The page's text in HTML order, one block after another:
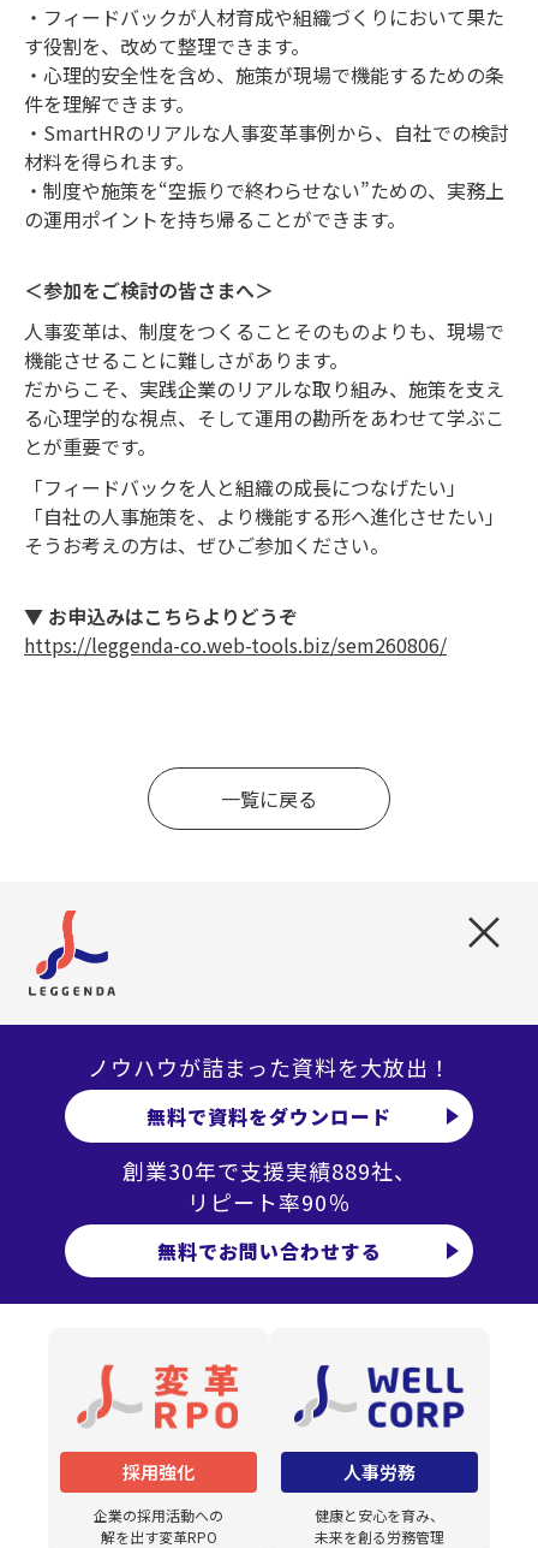
×
ノウハウが詰まった資料を大放出！
無料で資料をダウンロード
創業30年で支援実績889社、
リピート率90％
無料でお問い合わせする
採用強化
企業の採用活動への
解を出す変革RPO
人事労務
健康と安心を育み、
未来を創る労務管理
・フィードバックが人材育成や組織づくりにおいて果た
す役割を、改めて整理できます。
・心理的安全性を含め、施策が現場で機能するための条
件を理解できます。
・SmartHRのリアルな人事変革事例から、自社での検討
材料を得られます。
・制度や施策を“空振りで終わらせない”ための、実務上
の運用ポイントを持ち帰ることができます。
＜参加をご検討の皆さまへ＞
人事変革は、制度をつくることそのものよりも、現場で
機能させることに難しさがあります。
だからこそ、実践企業のリアルな取り組み、施策を支え
る心理学的な視点、そして運用の勘所をあわせて学ぶこ
とが重要です。
「フィードバックを人と組織の成長につなげたい」
「自社の人事施策を、より機能する形へ進化させたい」
そうお考えの方は、ぜひご参加ください。
▼ お申込みはこちらよりどうぞ
https://leggenda-co.web-tools.biz/sem260806/
一覧に戻る
DOWN LOAD
お役立ち資料
当社のノウハウやサービスについてまとめた資料を
お役立ち資料DLはこちら